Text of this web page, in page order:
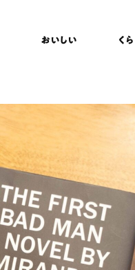
おいしい く